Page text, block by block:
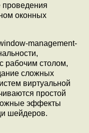
проведения
оконных
management-
рабочим столом,
сложных
виртуальной
простой
эффекты
шейдеров.